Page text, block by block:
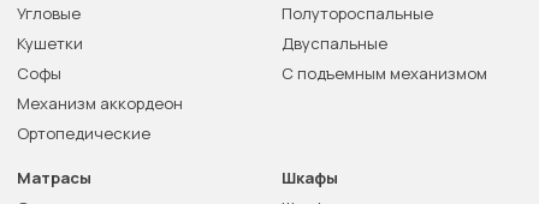
Угловые
Кушетки
Софы
Механизм аккордеон
Ортопедические
Полутороспальные
Двуспальные
С подъемным механизмом
Матрасы
Шкафы